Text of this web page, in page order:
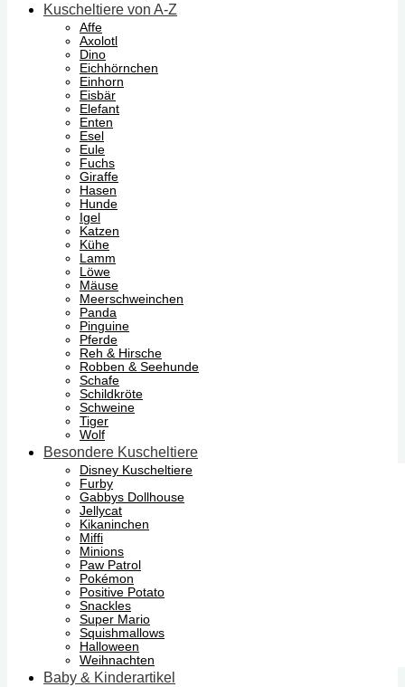
Kuscheltiere von A-Z
Affe
Axolotl
Dino
Eichhörnchen
Einhorn
Eisbär
Elefant
Enten
Esel
Eule
Fuchs
Giraffe
Hasen
Hunde
Igel
Katzen
Kühe
Lamm
Löwe
Mäuse
Meerschweinchen
Panda
Pinguine
Pferde
Reh & Hirsche
Robben & Seehunde
Schafe
Schildkröte
Schweine
Tiger
Wolf
Besondere Kuscheltiere
Disney Kuscheltiere
Furby
Gabbys Dollhouse
Jellycat
Kikaninchen
Miffi
Minions
Paw Patrol
Pokémon
Positive Potato
Snackles
Super Mario
Squishmallows
Halloween
Weihnachten
Baby & Kinderartikel